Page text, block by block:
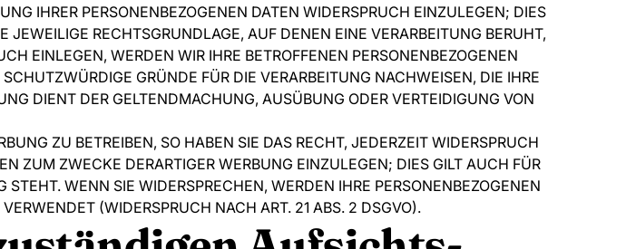
IHRER PERSONENBEZOGENEN DATEN WIDERSPRUCH EINZULEGEN; DIES
RECHTSGRUNDLAGE, AUF DENEN EINE VERARBEITUNG BERUHT,
EINLEGEN, WERDEN WIR IHRE BETROFFENEN PERSONENBEZOGENEN
GRÜNDE FÜR DIE VERARBEITUNG NACHWEISEN, DIE IHRE
DIENT DER GELTENDMACHUNG, AUSÜBUNG ODER VERTEIDIGUNG VON
ZU BETREIBEN, SO HABEN SIE DAS RECHT, JEDERZEIT WIDERSPRUCH
ZUM ZWECKE DERARTIGER WERBUNG EINZULEGEN; DIES GILT AUCH FÜR
WENN SIE WIDERSPRECHEN, WERDEN IHRE PERSONENBEZOGENEN
(WIDERSPRUCH NACH ART. 21 ABS. 2 DSGVO).